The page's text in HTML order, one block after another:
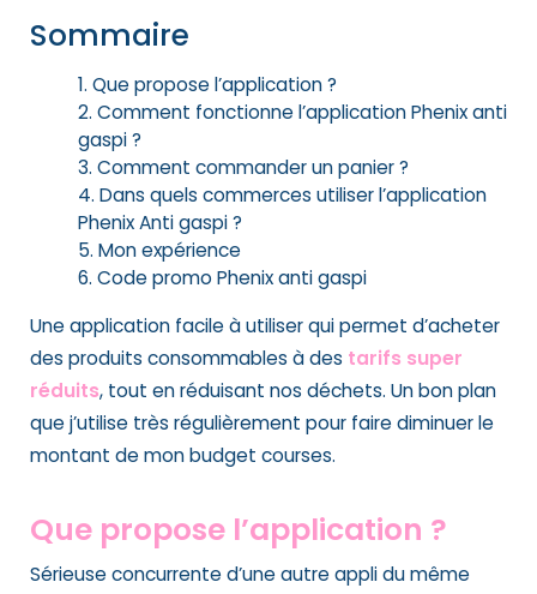
Sommaire
Que propose l’application ?
Comment fonctionne l’application Phenix anti
gaspi ?
Comment commander un panier ?
Dans quels commerces utiliser l’application
Phenix Anti gaspi ?
Mon expérience
Code promo Phenix anti gaspi
Une application facile à utiliser qui permet d’acheter
des produits consommables à des tarifs super
réduits, tout en réduisant nos déchets. Un bon plan
que j’utilise très régulièrement pour faire diminuer le
montant de mon budget courses.
Que propose l’application ?
Sérieuse concurrente d’une autreappli du même